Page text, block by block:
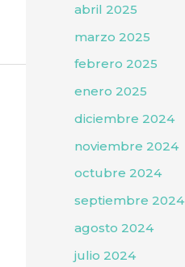
abril 2025
marzo 2025
febrero 2025
enero 2025
diciembre 2024
noviembre 2024
octubre 2024
septiembre 2024
agosto 2024
julio 2024